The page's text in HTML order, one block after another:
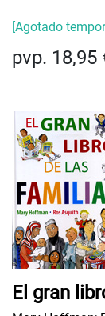
[Agotado
pvp. 18,95
El gran